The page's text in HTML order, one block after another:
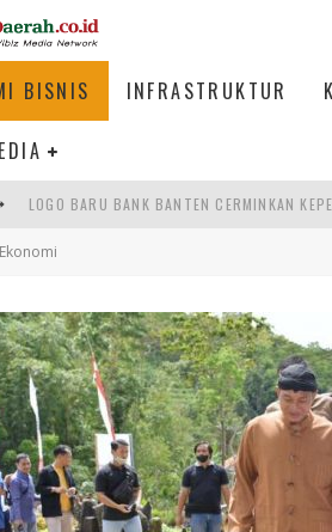
BISNIS INFRASTRUKTUR
LOGO BARU BANK BANTEN CERMINKAN
WAGUB NYANYANG: FASILITAS OLAHRAGA
PEMERINTAH DAERAH PERLU PERCEPAT
Ekonomi